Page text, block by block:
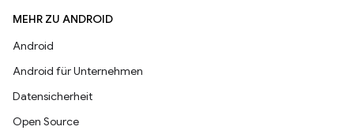
MEHR ZU ANDROID
Android
Android für Unternehmen
Datensicherheit
Open Source